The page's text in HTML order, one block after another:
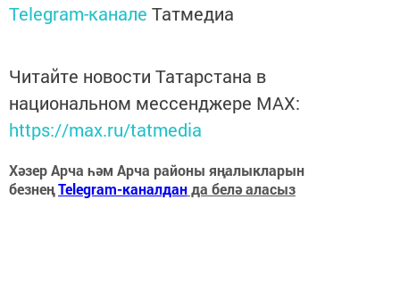
Telegram-канале Татмедиа
Читайте новости Татарстана в
национальном мессенджере MАХ:
https://max.ru/tatmedia
Хәзер Арча һәм Арча районы яңалыкларын
безнеңTelegram-каналданда белә аласыз